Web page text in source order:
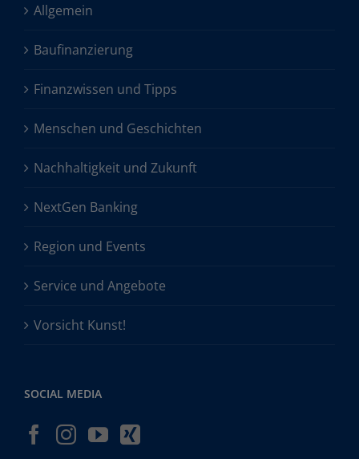
Allgemein
Baufinanzierung
Finanzwissen und Tipps
Menschen und Geschichten
Nachhaltigkeit und Zukunft
NextGen Banking
Region und Events
Service und Angebote
Vorsicht Kunst!
SOCIAL MEDIA